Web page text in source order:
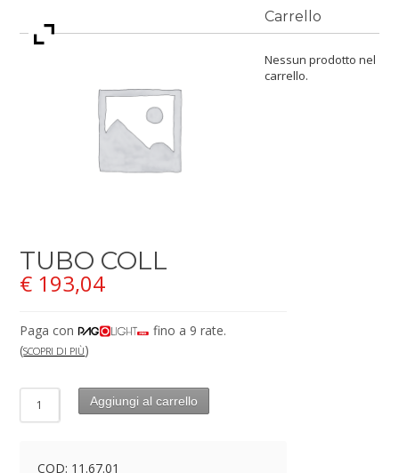
TUBO COLL
€ 193,04
Paga con
fino a 9 rate.
(SCOPRI DI PIÙ)
Aggiungi al carrello
COD: 11.67.01
Carrello
Nessun prodotto nel
carrello.